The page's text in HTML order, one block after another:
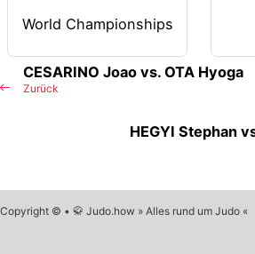
World Championships
Zurück
CESARINO Joao vs. OTA Hyoga
HEGYI Stephan
Copyright © • 🥋 Judo.how » Alles rund um Judo «